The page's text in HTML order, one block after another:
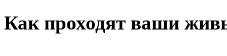
Как проходят ваши